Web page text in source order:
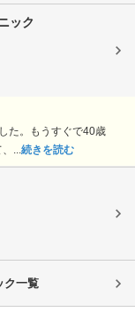
ック
た。もうすぐで40歳
... 続きを読む
ク一覧